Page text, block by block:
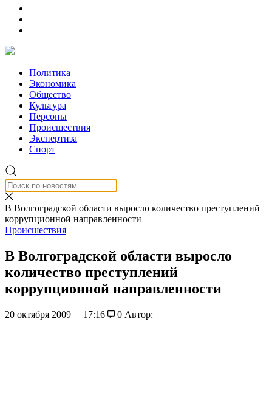
Политика
Экономика
Общество
Культура
Персоны
Происшествия
Экспертиза
Спорт
В Волгоградской области выросло количество преступлений
коррупционной направленности
Происшествия
В Волгоградской области выросло
количество преступлений
коррупционной направленности
20 октября 2009 17:16 0 Автор: